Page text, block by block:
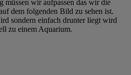
müssen wir aufpassen das wir die
dem folgenden Bild zu sehen ist.
sondern einfach drunter liegt wird
zu einem Aquarium.